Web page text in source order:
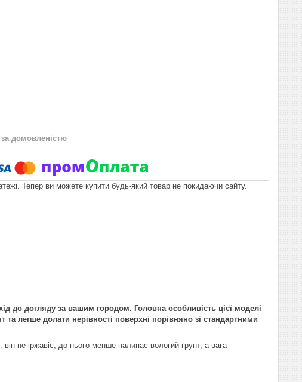
за домовленістю
Тепер ви можете купити будь-який товар не покидаючи сайту.
до догляду за вашим городом. Головна особливість цієї моделі
легше долати нерівності поверхні порівняно зі стандартними
він не іржавіє, до нього менше налипає вологий ґрунт, а вага